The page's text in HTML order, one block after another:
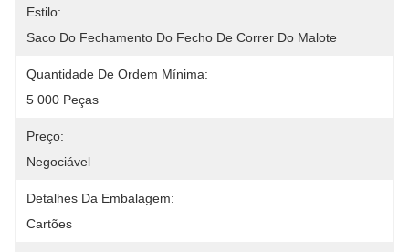
Estilo:
Saco Do Fechamento Do Fecho De Correr Do Malote
Quantidade De Ordem Mínima:
5 000 Peças
Preço:
Negociável
Detalhes Da Embalagem:
Cartões